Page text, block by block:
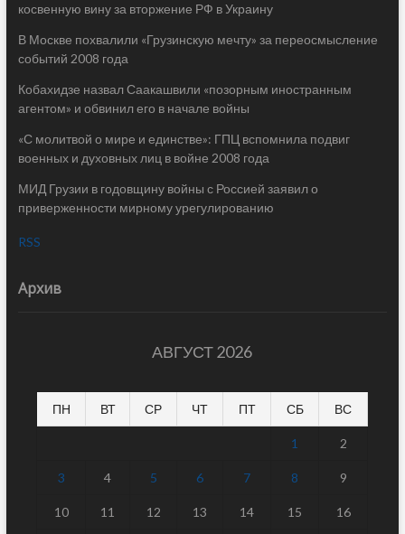
косвенную вину за вторжение РФ в Украину
В Москве похвалили «Грузинскую мечту» за переосмысление
событий 2008 года
Кобахидзе назвал Саакашвили «позорным иностранным
агентом» и обвинил его в начале войны
«С молитвой о мире и единстве»: ГПЦ вспомнила подвиг
военных и духовных лиц в войне 2008 года
МИД Грузии в годовщину войны с Россией заявил о
приверженности мирному урегулированию
RSS
Архив
АВГУСТ 2026
ПН ВТ СР ЧТ ПТ СБ ВС
1 2
3 4 5 6 7 8 9
10 11 12 13 14 15 16